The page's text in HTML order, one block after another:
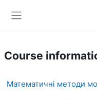
Course
Математичні методи